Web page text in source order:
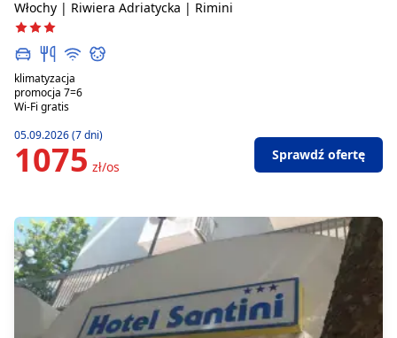
Włochy | Riwiera Adriatycka | Rimini
klimatyzacja
promocja 7=6
Wi-Fi gratis
05.09.2026 (7 dni)
1075 zł/os
Sprawdź ofertę